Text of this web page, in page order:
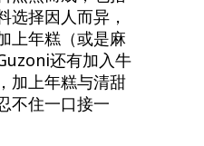
选择因人而异，
上年糕（或是麻
还有加入牛
加上年糕与清甜
不住一口接一